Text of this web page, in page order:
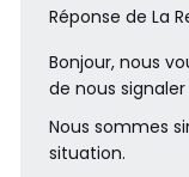
Réponse de La
Bonjour, nous
de nous
Nous sommes
situation.